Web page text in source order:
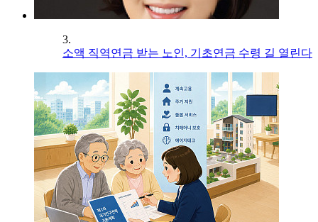
3.
소액 직역연금 받는 노인, 기초연금 수령 길 열린다